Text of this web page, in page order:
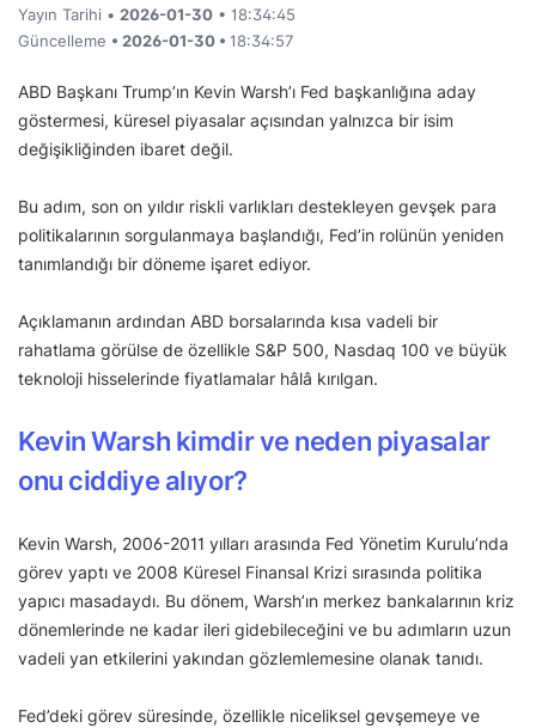
Yayın Tarihi • 2026-01-30 • 18:34:45
Güncelleme • 2026-01-30 • 18:34:57
ABD Başkanı Trump’ın Kevin Warsh’ı Fed başkanlığına aday
göstermesi, küresel piyasalar açısından yalnızca bir isim
değişikliğinden ibaret değil.
Bu adım, son on yıldır riskli varlıkları destekleyen gevşek para
politikalarının sorgulanmaya başlandığı, Fed’in rolünün yeniden
tanımlandığı bir döneme işaret ediyor.
Açıklamanın ardından ABD borsalarında kısa vadeli bir
rahatlama görülse de özellikle S&P 500, Nasdaq 100 ve büyük
teknoloji hisselerinde fiyatlamalar hâlâ kırılgan.
Kevin Warsh kimdir ve neden piyasalar
onu ciddiye alıyor?
Kevin Warsh, 2006-2011 yılları arasında Fed Yönetim Kurulu’nda
görev yaptı ve 2008 Küresel Finansal Krizi sırasında politika
yapıcı masadaydı. Bu dönem, Warsh’ın merkez bankalarının kriz
dönemlerinde ne kadar ileri gidebileceğini ve bu adımların uzun
vadeli yan etkilerini yakından gözlemlemesine olanak tanıdı.
Fed’deki görev süresinde, özellikle niceliksel gevşemeye ve